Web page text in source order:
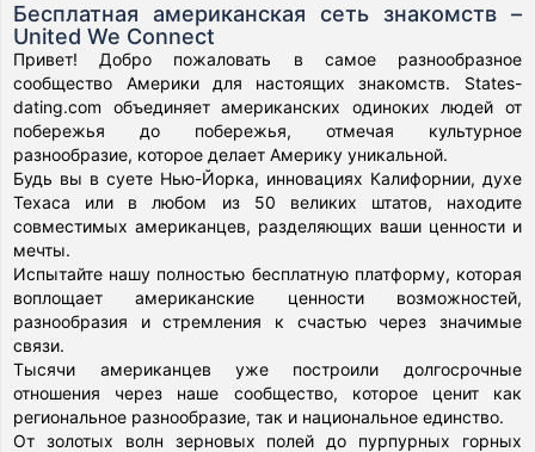
Бесплатная американская сеть знакомств –
United We Connect
Привет! Добро пожаловать в самое разнообразное
сообщество Америки для настоящих знакомств. States-
dating.com объединяет американских одиноких людей от
побережья до побережья, отмечая культурное
разнообразие, которое делает Америку уникальной.
Будь вы в суете Нью-Йорка, инновациях Калифорнии, духе
Техаса или в любом из 50 великих штатов, находите
совместимых американцев, разделяющих ваши ценности и
мечты.
Испытайте нашу полностью бесплатную платформу, которая
воплощает американские ценности возможностей,
разнообразия и стремления к счастью через значимые
связи.
Тысячи американцев уже построили долгосрочные
отношения через наше сообщество, которое ценит как
региональное разнообразие, так и национальное единство.
От золотых волн зерновых полей до пурпурных горных